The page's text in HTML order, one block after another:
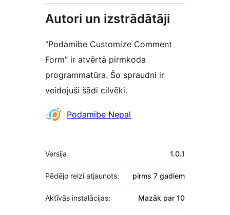
Autori un izstrādātāji
“Podamibe Customize Comment
Form” ir atvērtā pirmkoda
programmatūra. Šo spraudni ir
veidojuši šādi cilvēki.
Līdzdalībnieki
Podamibe Nepal
Meta
Versija 1.0.1
Pēdējo reizi atjaunots: pirms 7 gadiem
Aktīvās instalācijas: Mazāk par 10